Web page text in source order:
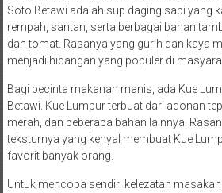
Soto Betawi adalah sup daging sapi yang
rempah, santan, serta berbagai bahan
dan tomat. Rasanya yang gurih dan kaya
menjadi hidangan yang populer di
Bagi pecinta makanan manis, ada Kue
Betawi. Kue Lumpur terbuat dari adonan
merah, dan beberapa bahan lainnya.
teksturnya yang kenyal membuat Kue
favorit banyak orang.
Untuk mencoba sendiri kelezatan